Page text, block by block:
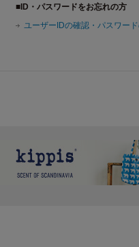
■ID・パスワードをお忘れの方
ユーザーIDの確認・パスワー